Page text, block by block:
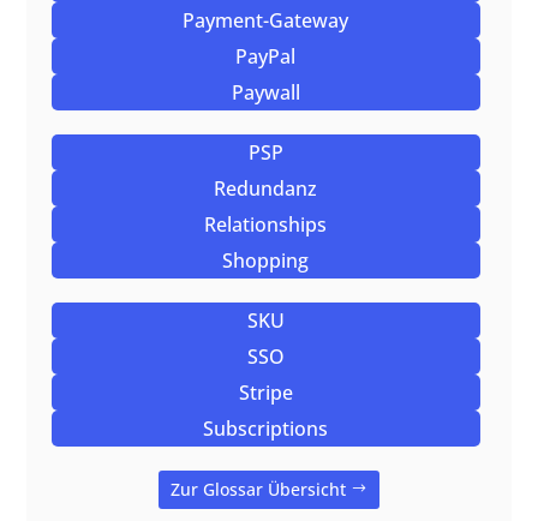
Payment-Gateway
PayPal
Paywall
PSP
Redundanz
Relationships
Shopping
SKU
SSO
Stripe
Subscriptions
Zur Glossar Übersicht